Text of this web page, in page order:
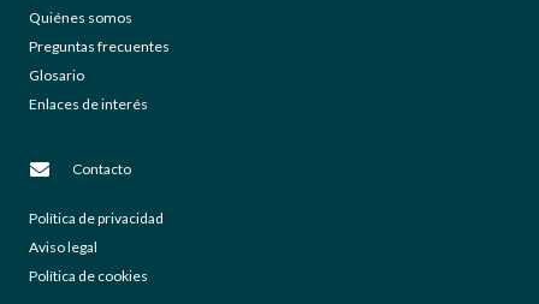
Quiénes somos
Preguntas frecuentes
Glosario
Enlaces de interés
Contacto
Política de privacidad
Aviso legal
Política de cookies